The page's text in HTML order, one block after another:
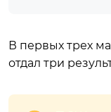
В первых трех
отдал три